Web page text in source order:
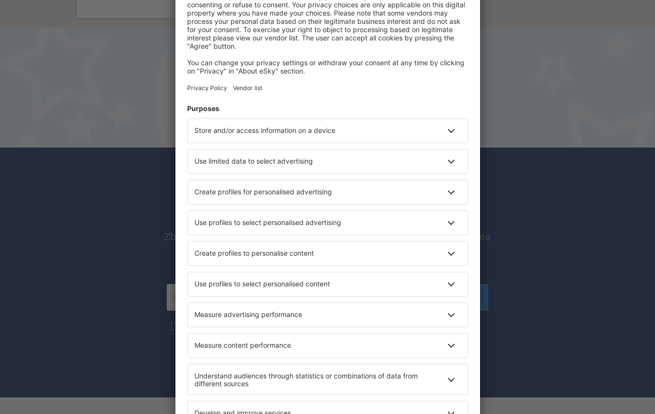
Rezervă un pachet Zbor + Hotel
Explorează
Abonații la newsletter călătoresc mai
mult cu mai puțin
Zboruri ieftine, city break-uri, vacanțe – profită de ofertele unice înaintea
tuturor.
Trimitem doar ce e mai bun, pe cuvânt de turişti!
Înscriere
Mai multe călătorii la prețuri avantajoase în newsletter-ul nostru.Sunt de acord să primesc
materiale informaționale (sub formă de newsletter) de la eSky.pl S.A. la adresa de e-mail pe care am
furnizat-o.
Prin bifarea căsuței de mai sus, furnizarea adresei de e-mail și apăsarea butonului „Înscriere”